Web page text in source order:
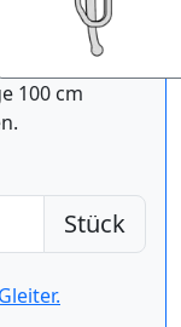
100 cm
Stück